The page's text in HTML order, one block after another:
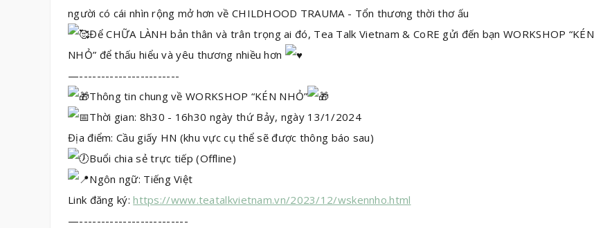
người có cái nhìn rộng mở hơn về CHILDHOOD TRAUMA - Tổn thương thời thơ ấu
Để CHỮA LÀNH bản thân và trân trọng ai đó, Tea Talk Vietnam & CoRE gửi đến bạn WORKSHOP “KÉN
NHỎ” để thấu hiểu và yêu thương nhiều hơn
—-----------------------
Thông tin chung về WORKSHOP “KÉN NHỎ”
Thời gian: 8h30 - 16h30 ngày thứ Bảy, ngày 13/1/2024
Địa điểm: Cầu giấy HN (khu vực cụ thể sẽ được thông báo sau)
Buổi chia sẻ trực tiếp (Offline)
Ngôn ngữ: Tiếng Việt
Link đăng ký:https://www.teatalkvietnam.vn/2023/12/wskennho.html
—-------------------------